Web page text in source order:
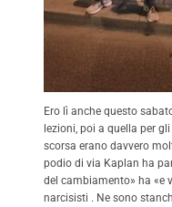
Ero lì anche questo
lezioni, poi a quella per
scorsa erano davvero
podio di via Kaplan ha
del cambiamento» ha «e
narcisisti . Ne sono